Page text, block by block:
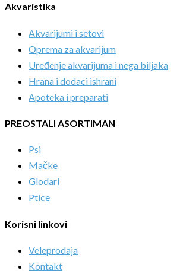
Akvaristika
Akvarijumi i setovi
Oprema za akvarijum
Uređenje akvarijuma i nega biljaka
Hrana i dodaci ishrani
Apoteka i preparati
PREOSTALI ASORTIMAN
Psi
Mačke
Glodari
Ptice
Korisni linkovi
Veleprodaja
Kontakt